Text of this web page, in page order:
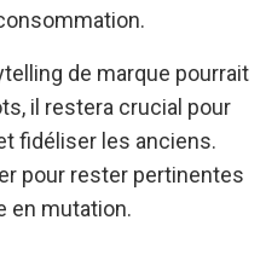
de marque pourrait
il restera crucial pour
fidéliser les anciens.
pour rester pertinentes
en mutation.